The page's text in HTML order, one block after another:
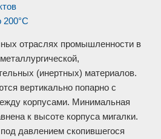
200°С
отраслях промышленности в
металлургической,
(инертных) материалов.
вертикально попарно с
корпусами. Минимальная
к высоте корпуса мигалки.
давлением скопившегося